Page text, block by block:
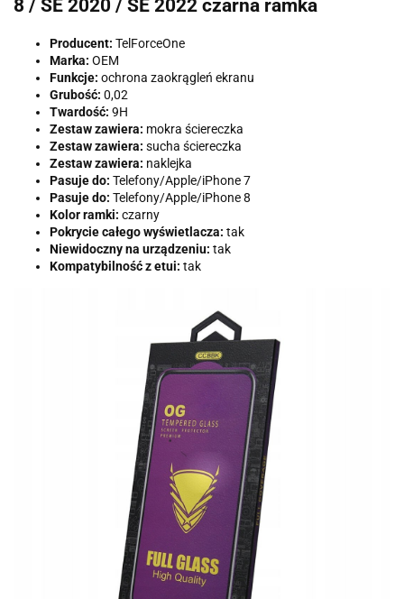
8 / SE 2020 / SE 2022 czarna ramka
Producent: TelForceOne
Marka: OEM
Funkcje: ochrona zaokrągleń ekranu
Grubość: 0,02
Twardość: 9H
Zestaw zawiera: mokra ściereczka
Zestaw zawiera: sucha ściereczka
Zestaw zawiera: naklejka
Pasuje do: Telefony/Apple/iPhone 7
Pasuje do: Telefony/Apple/iPhone 8
Kolor ramki: czarny
Pokrycie całego wyświetlacza: tak
Niewidoczny na urządzeniu: tak
Kompatybilność z etui: tak